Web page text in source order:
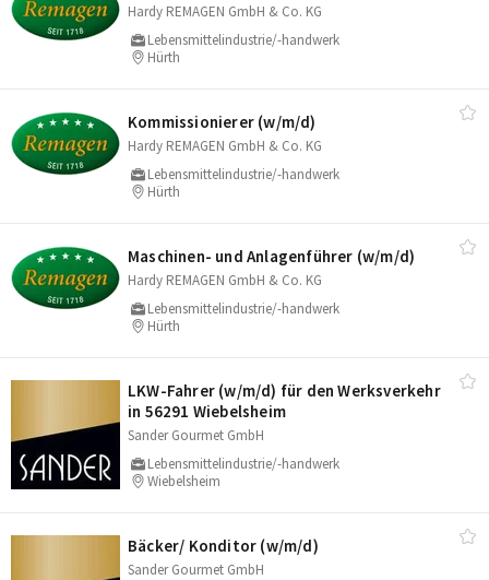
Hardy REMAGEN GmbH & Co. KG
Lebensmittelindustrie/-handwerk
Hürth
Kommissionierer (w/​m/​d)
Hardy REMAGEN GmbH & Co. KG
Lebensmittelindustrie/-handwerk
Hürth
Maschinen- und Anlagenführer (w/​m/​d)
Hardy REMAGEN GmbH & Co. KG
Lebensmittelindustrie/-handwerk
Hürth
LKW-Fahrer (w/​m/​d) für den Werksverkehr
in 56291 Wiebelsheim
Sander Gourmet GmbH
Lebensmittelindustrie/-handwerk
Wiebelsheim
Bäcker/​ Konditor (w/​m/​d)
Sander Gourmet GmbH